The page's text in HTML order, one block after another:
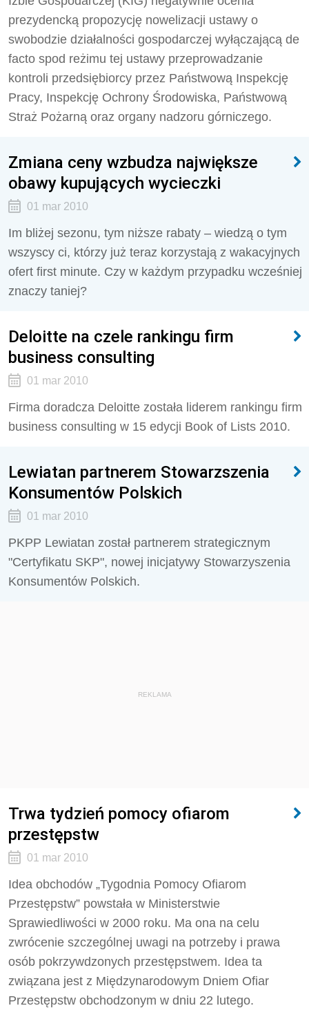
prezydencką propozycję nowelizacji ustawy o
swobodzie działalności gospodarczej wyłączającą de
facto spod reżimu tej ustawy przeprowadzanie
kontroli przedsiębiorcy przez Państwową Inspekcję
Pracy, Inspekcję Ochrony Środowiska, Państwową
Straż Pożarną oraz organy nadzoru górniczego.
Zmiana ceny wzbudza największe
obawy kupujących wycieczki
01 mar 2010
Im bliżej sezonu, tym niższe rabaty – wiedzą o tym
wszyscy ci, którzy już teraz korzystają z wakacyjnych
ofert first minute. Czy w każdym przypadku wcześniej
znaczy taniej?
Deloitte na czele rankingu firm
business consulting
01 mar 2010
Firma doradcza Deloitte została liderem rankingu firm
business consulting w 15 edycji Book of Lists 2010.
Lewiatan partnerem Stowarzszenia
Konsumentów Polskich
01 mar 2010
PKPP Lewiatan został partnerem strategicznym
"Certyfikatu SKP", nowej inicjatywy Stowarzyszenia
Konsumentów Polskich.
REKLAMA
Trwa tydzień pomocy ofiarom
przestępstw
01 mar 2010
Idea obchodów „Tygodnia Pomocy Ofiarom
Przestępstw” powstała w Ministerstwie
Sprawiedliwości w 2000 roku. Ma ona na celu
zwrócenie szczególnej uwagi na potrzeby i prawa
osób pokrzywdzonych przestępstwem. Idea ta
związana jest z Międzynarodowym Dniem Ofiar
Przestępstw obchodzonym w dniu 22 lutego.